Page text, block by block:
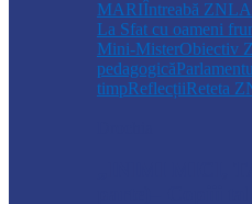
MARIÎntreabă ZN
La Sfat cu oameni
Mini-MisterObiectiv
pedagogică
timpReflecțiiReteta